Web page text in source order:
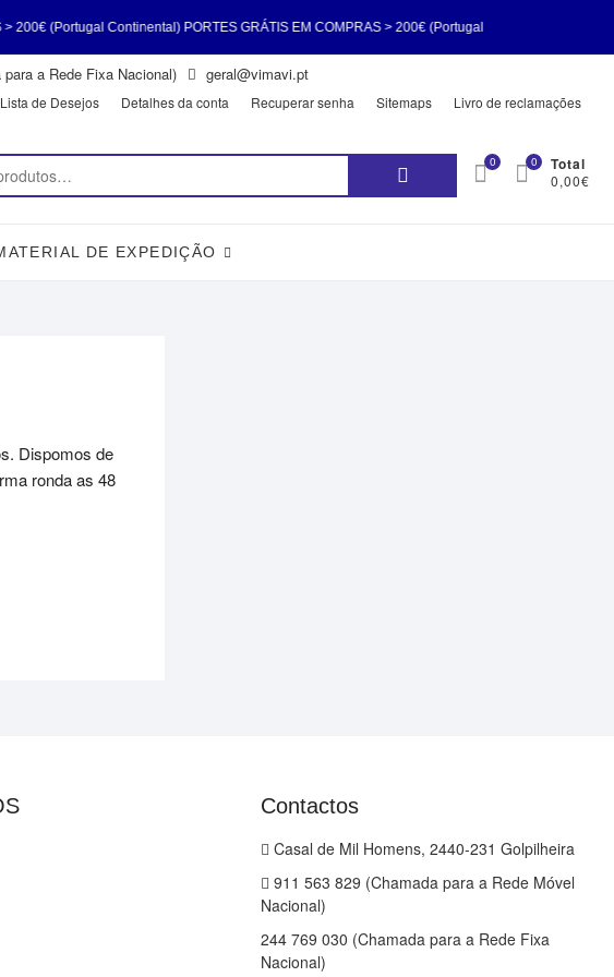
Continental) PORTES GRÁTIS EM COMPRAS > 200€ (Portugal
> 200€ (Portugal Continental) PORTES GRÁTIS EM COMPRAS > 200€
a Rede Fixa Nacional) geral@vimavi.pt
Lista de Desejos Detalhes da conta Recuperar senha Sitemaps Livro de reclamações
Pesquisar
0 Total
0,00€
0
DE EXPEDIÇÃO
Dispomos de
ronda as 48
Contactos
Casal de Mil Homens, 2440-231 Golpilheira
911 563 829 (Chamada para a Rede Móvel
Nacional)
244 769 030 (Chamada para a Rede Fixa
Nacional)